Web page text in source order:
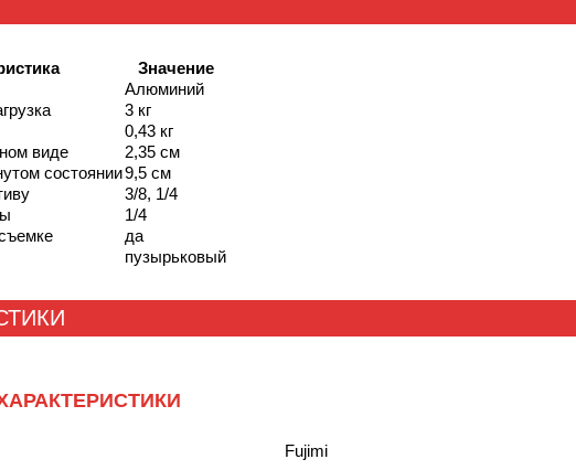
Значение
Алюминий
3 кг
0,43 кг
виде
2,35 см
состоянии9,5 см
3/8, 1/4
1/4
да
пузырьковый
Fujimi